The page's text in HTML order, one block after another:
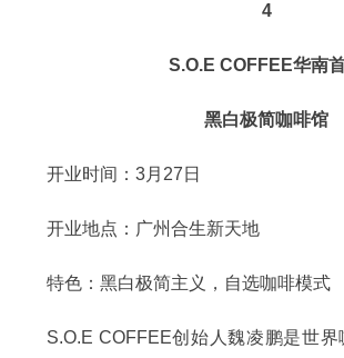
4
S.O.E COFFEE华南
黑白极简咖啡馆
开业时间： 3月27日
开业地点：广州合生新天地
特色：黑白极简主义，自选咖啡模式
S.O.E COFFEE创始人魏凌鹏是世